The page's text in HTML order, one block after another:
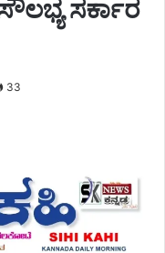
ಸರ್ಕಾರ
33